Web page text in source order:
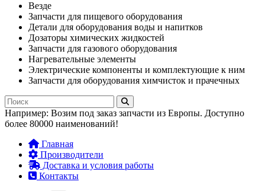
Везде
Запчасти для пищевого оборудования
Детали для оборудования воды и напитков
Дозаторы химических жидкостей
Запчасти для газового оборудования
Нагревательные элементы
Электрические компоненты и комплектующие к ним
Запчасти для оборудования химчисток и прачечных
Например: Возим под заказ запчасти из Европы. Доступно
более 80000 наименований!
Главная
Производители
Доставка и условия работы
Контакты